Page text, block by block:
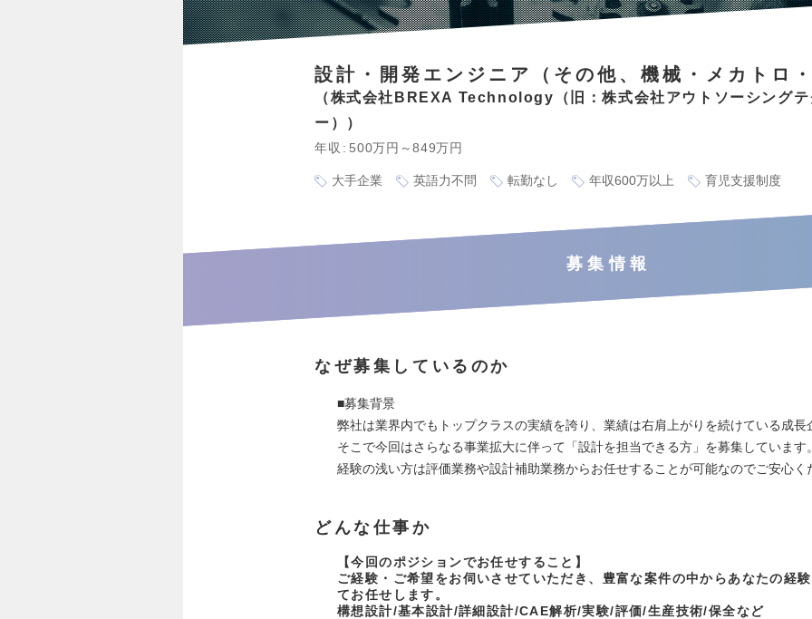
設計・開発エンジニア（その他、機械・メカトロ・
株式会社BREXA Technology（旧：株式会社アウトソーシングテ
ー）
年収 500万円～849万円
大手企業 英語力不問 転勤なし 年収600万以上 育児支援制度
募集情報
なぜ募集しているのか
■募集背景
弊社は業界内でもトップクラスの実績を誇り、業績は右肩上がりを続けている成長
そこで今回はさらなる事業拡大に伴って「設計を担当できる方」を募集しています。
経験の浅い方は評価業務や設計補助業務からお任せすることが可能なのでご安心く
どんな仕事か
【今回のポジションでお任せすること】
ご経験・ご希望をお伺いさせていただき、豊富な案件の中からあなたの経
てお任せします。
構想設計/基本設計/詳細設計/CAE解析/実験/評価/生産技術/保全など